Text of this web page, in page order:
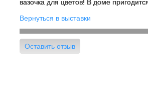
вазочка для цветов! В доме
Вернуться в выставки
Оставить отзыв